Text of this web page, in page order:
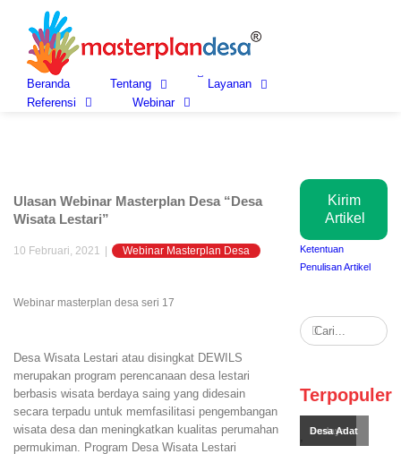
content
Beranda Tentang
Layanan
Referensi
Webinar
Ulasan Webinar Masterplan Desa “Desa
Wisata Lestari”
10 Februari, 2021 Webinar Masterplan Desa
View
Webinar masterplan desa seri 17
Desa Wisata Lestari atau disingkat DEWILS
merupakan program perencanaan desa lestari
berbasis wisata berdaya saing yang didesain
secara terpadu untuk memfasilitasi pengembangan
wisata desa dan meningkatkan kualitas perumahan
permukiman. Program Desa Wisata Lestari
Kirim
Artikel
Ketentuan
Penulisan Artikel
Search
for:
Terpopuler